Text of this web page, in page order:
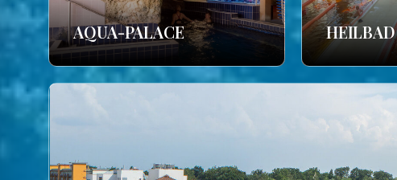
AQUA-PALACE HEILBAD